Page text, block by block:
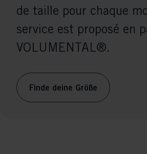
de taille pour chaque
service est proposé en
VOLUMENTAL®.
Finde deine Größe